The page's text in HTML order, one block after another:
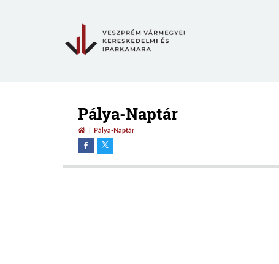
Pálya-Naptár
Pálya-Naptár